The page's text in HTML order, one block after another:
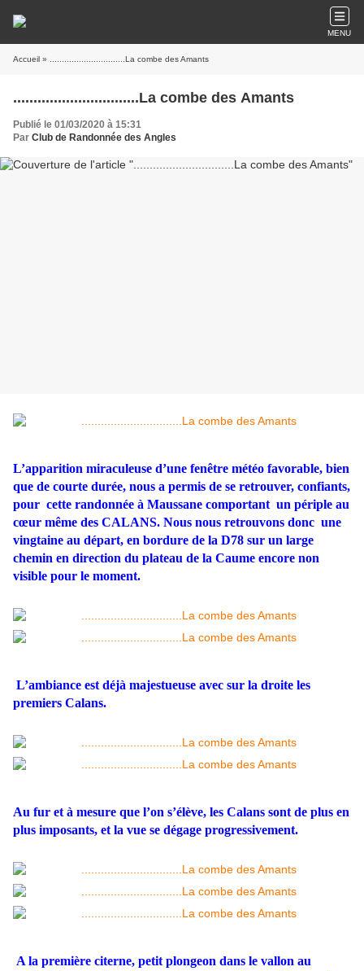
MENU
Accueil » ...............................La combe des Amants
...............................La combe des Amants
Publié le 01/03/2020 à 15:31
Par Club de Randonnée des Angles
L’apparition miraculeuse d’une fenêtre météo favorable, bien
que de courte durée, nous a permis de se retrouver, confiants,
pour cette randonnée à Maussane comportant un périple au
cœur même des CALANS. Nous nous retrouvons donc une
vingtaine au départ, en bordure de la D78 sur un large
chemin en direction du plateau de la Caume encore non
visible pour le moment.
L’ambiance est déjà majestueuse avec sur la droite les
premiers Calans.
Au fur et à mesure que l’on s’élève, les Calans sont de plus en
plus imposants, et la vue se dégage progressivement.
A la première citerne, petit plongeon dans le vallon au